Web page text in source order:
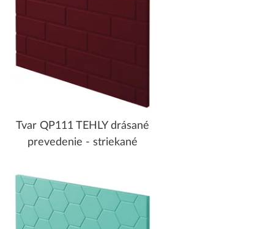
Tvar QP111 TEHLY drásané
prevedenie - striekané